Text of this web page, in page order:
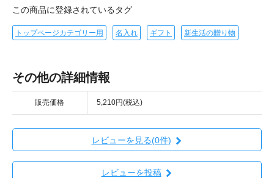
この商品に登録されているタグ
トップページカテゴリー用 名入れ ギフト 新生活の贈り物
その他の詳細情報
販売価格 5,210円(税込)
レビューを見る(0件)
レビューを投稿